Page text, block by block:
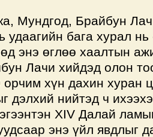
Мундгод, Брайбун
удаагийн бага хурал
энэ өглөө хаалтын
Лачи хийдэд олон
орчим хүн дахин хуран
дэлхий нийтэд ч
XIV Далай
энэ үйл явдлыг